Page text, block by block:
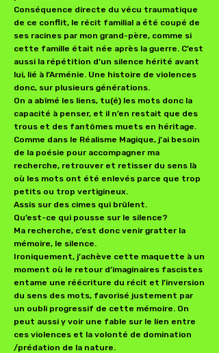
Conséquence directe du vécu traumatique
de ce conflit, le récit familial a été coupé de
ses racines par mon grand-père, comme si
cette famille était née après la guerre. C’est
aussi la répétition d’un silence hérité avant
lui, lié à l’Arménie. Une histoire de violences
donc, sur plusieurs générations.
On a abîmé les liens, tu(é) les mots donc la
capacité à penser, et il n’en restait que des
trous et des fantômes muets en héritage.
Comme dans le Réalisme Magique, j’ai besoin
de la poésie pour accompagner ma
recherche, retrouver et retisser du sens là
où les mots ont été enlevés parce que trop
petits ou trop vertigineux.
Assis sur des cimes qui brûlent.
Qu’est-ce qui pousse sur le silence?
Ma recherche, c’est donc venir gratter la
mémoire, le silence.
Ironiquement, j’achève cette maquette à un
moment où le retour d’imaginaires fascistes
entame une réécriture du récit et l’inversion
du sens des mots, favorisé justement par
un oubli progressif de cette mémoire. On
peut aussi y voir une fable sur le lien entre
ces violences et la volonté de domination
/prédation de la nature.